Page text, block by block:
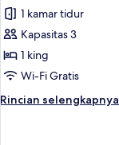
1 kamar tidur
Kapasitas 3
1 king
Wi-Fi Gratis
Rincian selengkapnya
Rincian